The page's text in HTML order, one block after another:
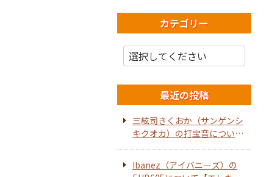
カテゴリー
最近の投稿
三絃司きくおか（サンゲンシ
キクオカ）の打宝音について
【ホーンスピーカー】
Ibanez（アイバニーズ）の